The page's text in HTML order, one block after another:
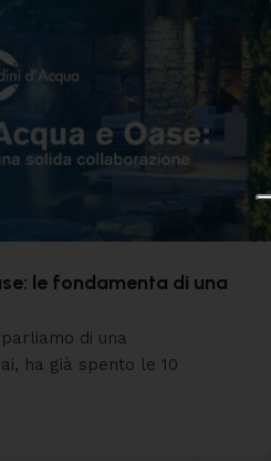
le fondamenta di una
di una
ha già spento le 10